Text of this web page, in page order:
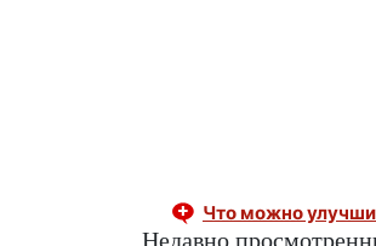
Что можно
Недавно